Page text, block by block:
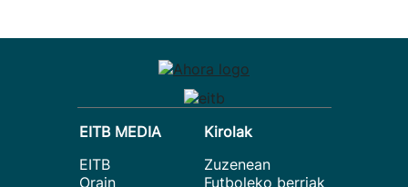
EITB MEDIA
EITB
Orain
Kirolak
Zuzenean
Futboleko berriak